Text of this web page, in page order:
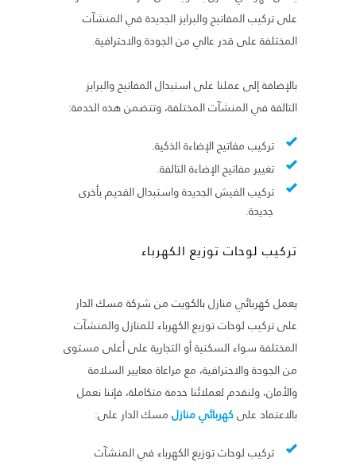
على تركيب المفاتيح والبرايز الجديدة في المنشآت
المختلفة على قدر عالي من الجودة والاحترافية.
بالإضافة إلى عملنا على استبدال المفاتيح والبرايز
التالفة في المنشآت المختلفة، وتتضمن هذه الخدمة:
تركيب مفاتيح الإضاءة الذكية.
تغيير مفاتيح الإضاءة التالفة.
تركيب الفيش الجديدة واستبدال القديم بأخرى
جديدة.
تركيب لوحات توزيع الكهرباء
يعمل كهربائي منازل بالكويت من شركة مسك الدار
على تركيب لوحات توزيع الكهرباء للمنازل والمنشآت
المختلفة سواء السكنية أو التجارية على أعلى مستوى
من الجودة والاحترافية، مع مراعاة معايير السلامة
والأمان، ولنقدم لعملائنا خدمة متكاملة، فإننا نعمل
بالاعتماد علىكهربائي منازلمسك الدار على:
تركيب لوحات توزيع الكهرباء في المنشآت